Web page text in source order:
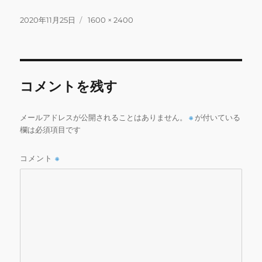
c
b
o
o
k
it
r
ai e
r
投
2020年11月25日
フ
1600 × 2400
コメントを残す
メールアドレスが公開されることはありません。 ※ が付いている
欄は必須項目です
コメント※